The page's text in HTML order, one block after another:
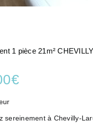
1 pièce 21m²
sereinement à Chevilly-